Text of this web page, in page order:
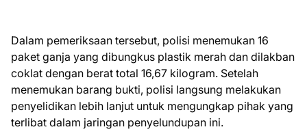
Dalam pemeriksaan tersebut, polisi menemukan 16
paket ganja yang dibungkus plastik merah dan dilakban
coklat dengan berat total 16,67 kilogram. Setelah
menemukan barang bukti, polisi langsung melakukan
penyelidikan lebih lanjut untuk mengungkap pihak yang
terlibat dalam jaringan penyelundupan ini.